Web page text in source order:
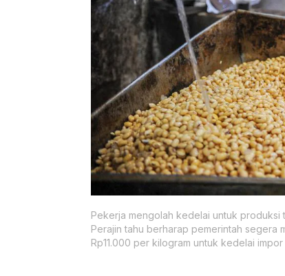
Pekerja mengolah kedelai untuk produksi
Perajin tahu berharap pemerintah segera
Rp11.000 per kilogram untuk kedelai impor